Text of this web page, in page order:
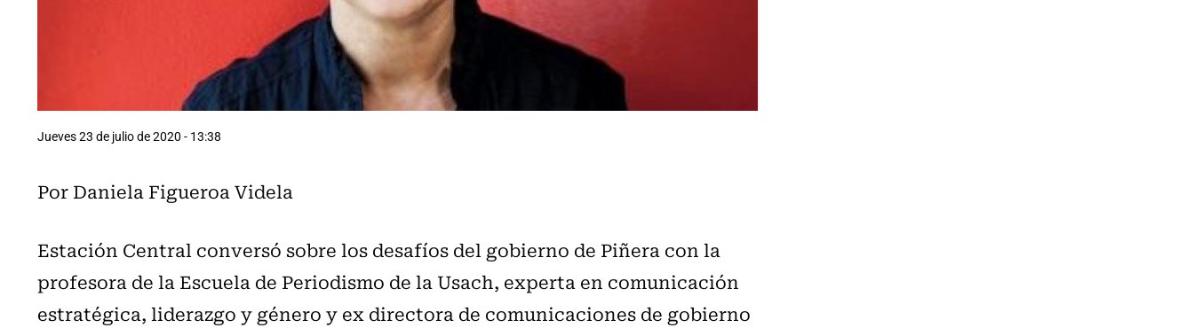
Jueves 23 de julio de 2020 - 13:38
Por Daniela Figueroa Videla
Estación Central conversó sobre los desafíos del gobierno de Piñera con la
profesora de la Escuela de Periodismo de la Usach, experta en comunicación
estratégica, liderazgo y género y ex directora de comunicaciones de gobierno